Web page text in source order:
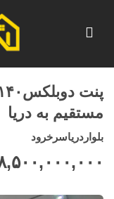
مستقیم به دریا
بلواردریاسرخرود